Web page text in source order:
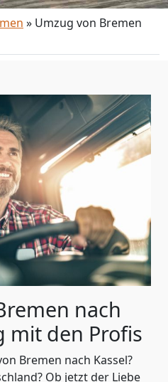
» Umzug von Bremen
nach
mit den Profis
Bremen nach Kassel?
Ob jetzt der Liebe